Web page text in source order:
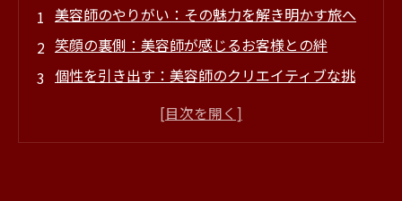
美容師のやりがい：その魅力を解き明かす旅へ
笑顔の裏側：美容師が感じるお客様との絆
個性を引き出す：美容師のクリエイティブな挑